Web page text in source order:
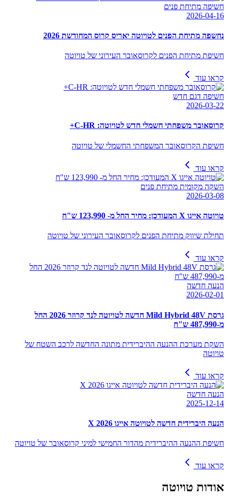
חשיפה מתיחת פנים
2026-04-16
נחשפה מתיחת הפנים לטויוטה יאריס קרוס המחודשת 2026
חשיפת מתיחת הפנים לקרוסאובר העירוני של טויוטה
קראו עוד
חשיפה דגם חדש
2026-03-22
קרוסאובר משפחתי חשמלי חדש לטויוטה: C-HR+
חשיפת הקרוסאובר המשפחתי החשמלי של טויוטה
קראו עוד
השקה מקומית מתיחת פנים
2026-03-08
טויוטה אייגו X המעודכן: מחיר החל מ- 123,990 ש"ח
תחילת שיווק מתיחת הפנים לקרוסאובר העירוני של טויוטה
קראו עוד
הנעה חדשה
2026-02-01
גרסת Mild Hybrid 48V חדשה לטויוטה לנד קרוזר 2026 החל
מ-487,990 ש"ח
השקת מערכת ההנעה ההיברידית מתונה החדשה לרכב השטח של
טויוטה
קראו עוד
הנעה חדשה
2025-12-14
הנעה היברידית חדשה לטויוטה אייגו X 2026
חשיפת ההנעה ההיברידית מהדור החמישי למיני קרוסאובר של טויוטה
קראו עוד
אודות טויוטה